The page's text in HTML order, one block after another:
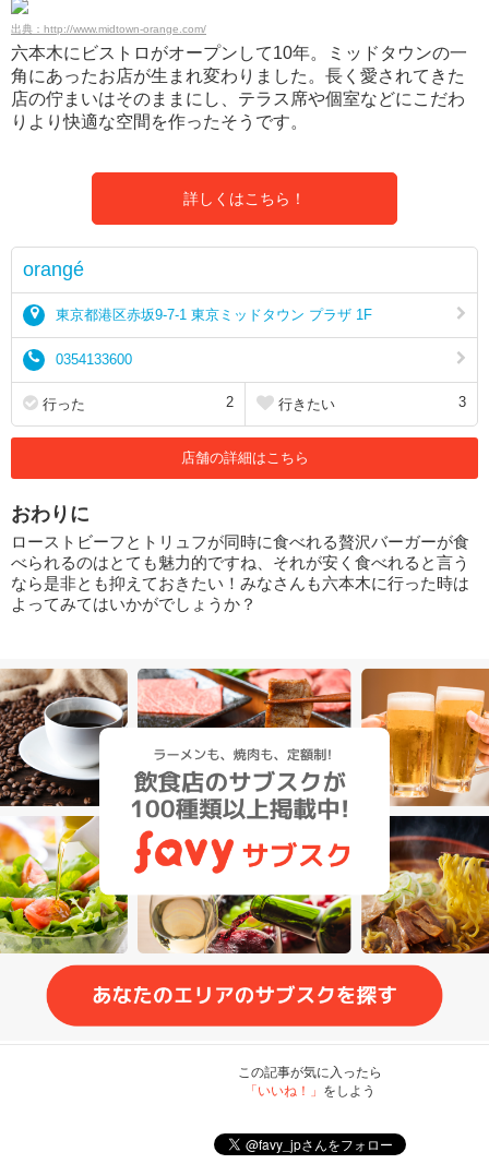
出典：http://www.midtown-orange.com/
六本木にビストロがオープンして10年。ミッドタウンの一
角にあったお店が生まれ変わりました。長く愛されてきた
店の佇まいはそのままにし、テラス席や個室などにこだわ
りより快適な空間を作ったそうです。
詳しくはこちら！
orangé
東京都港区赤坂9-7-1 東京ミッドタウン プラザ 1F
0354133600
行った 2 行きたい 3
店舗の詳細はこちら
おわりに
ローストビーフとトリュフが同時に食べれる贅沢バーガーが食
べられるのはとても魅力的ですね、それが安く食べれると言う
なら是非とも抑えておきたい！みなさんも六本木に行った時は
よってみてはいかがでしょうか？
この記事が気に入ったら
「いいね！」 をしよう